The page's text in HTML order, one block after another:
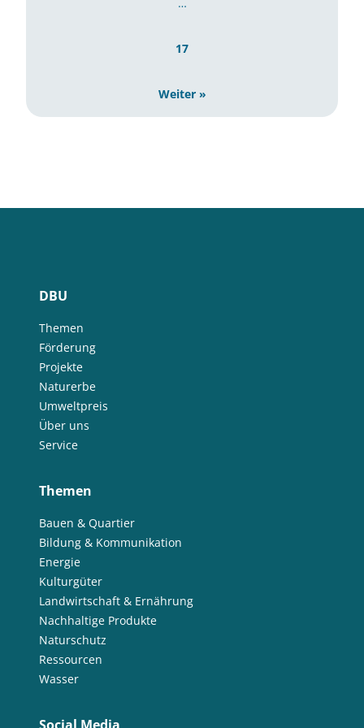
17
Weiter »
DBU
Themen
Förderung
Projekte
Naturerbe
Umweltpreis
Über uns
Service
Themen
Bauen & Quartier
Bildung & Kommunikation
Energie
Kulturgüter
Landwirtschaft & Ernährung
Nachhaltige Produkte
Naturschutz
Ressourcen
Wasser